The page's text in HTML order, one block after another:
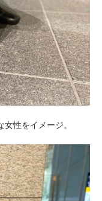
性をイメージ。